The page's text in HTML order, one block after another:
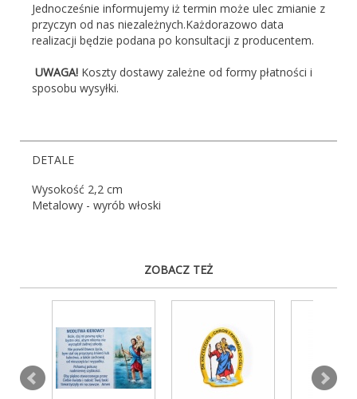
Jednocześnie informujemy iż termin może ulec zmianie z
przyczyn od nas niezależnych.Każdorazowo data
realizacji będzie podana po konsultacji z producentem.
UWAGA! Koszty dostawy zależne od formy płatności i
sposobu wysyłki.
DETALE
Wysokość 2,2 cm
Metalowy - wyrób włoski
ZOBACZ TEŻ